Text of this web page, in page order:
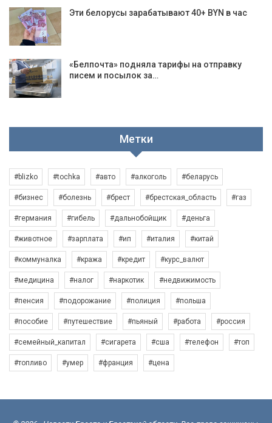
Эти белорусы зарабатывают 40+ BYN в час
«Белпочта» подняла тарифы на отправку
писем и посылок за…
Метки
#blizko #tochka #авто #алкоголь #беларусь
#бизнес #болезнь #брест #брестская_область #газ
#германия #гибель #дальнобойщик #деньга
#животное #зарплата #ип #италия #китай
#коммуналка #кража #кредит #курс_валют
#медицина #налог #наркотик #недвижимость
#пенсия #подорожание #полиция #польша
#пособие #путешествие #пьяный #работа #россия
#семейный_капитал #сигарета #сша #телефон #топ
#топливо #умер #франция #цена